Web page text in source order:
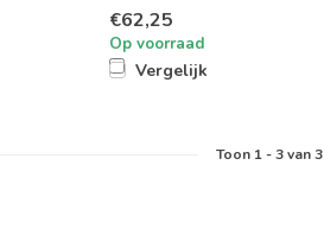
€62,25
Op voorraad
Vergelijk
Toon 1-3van 3